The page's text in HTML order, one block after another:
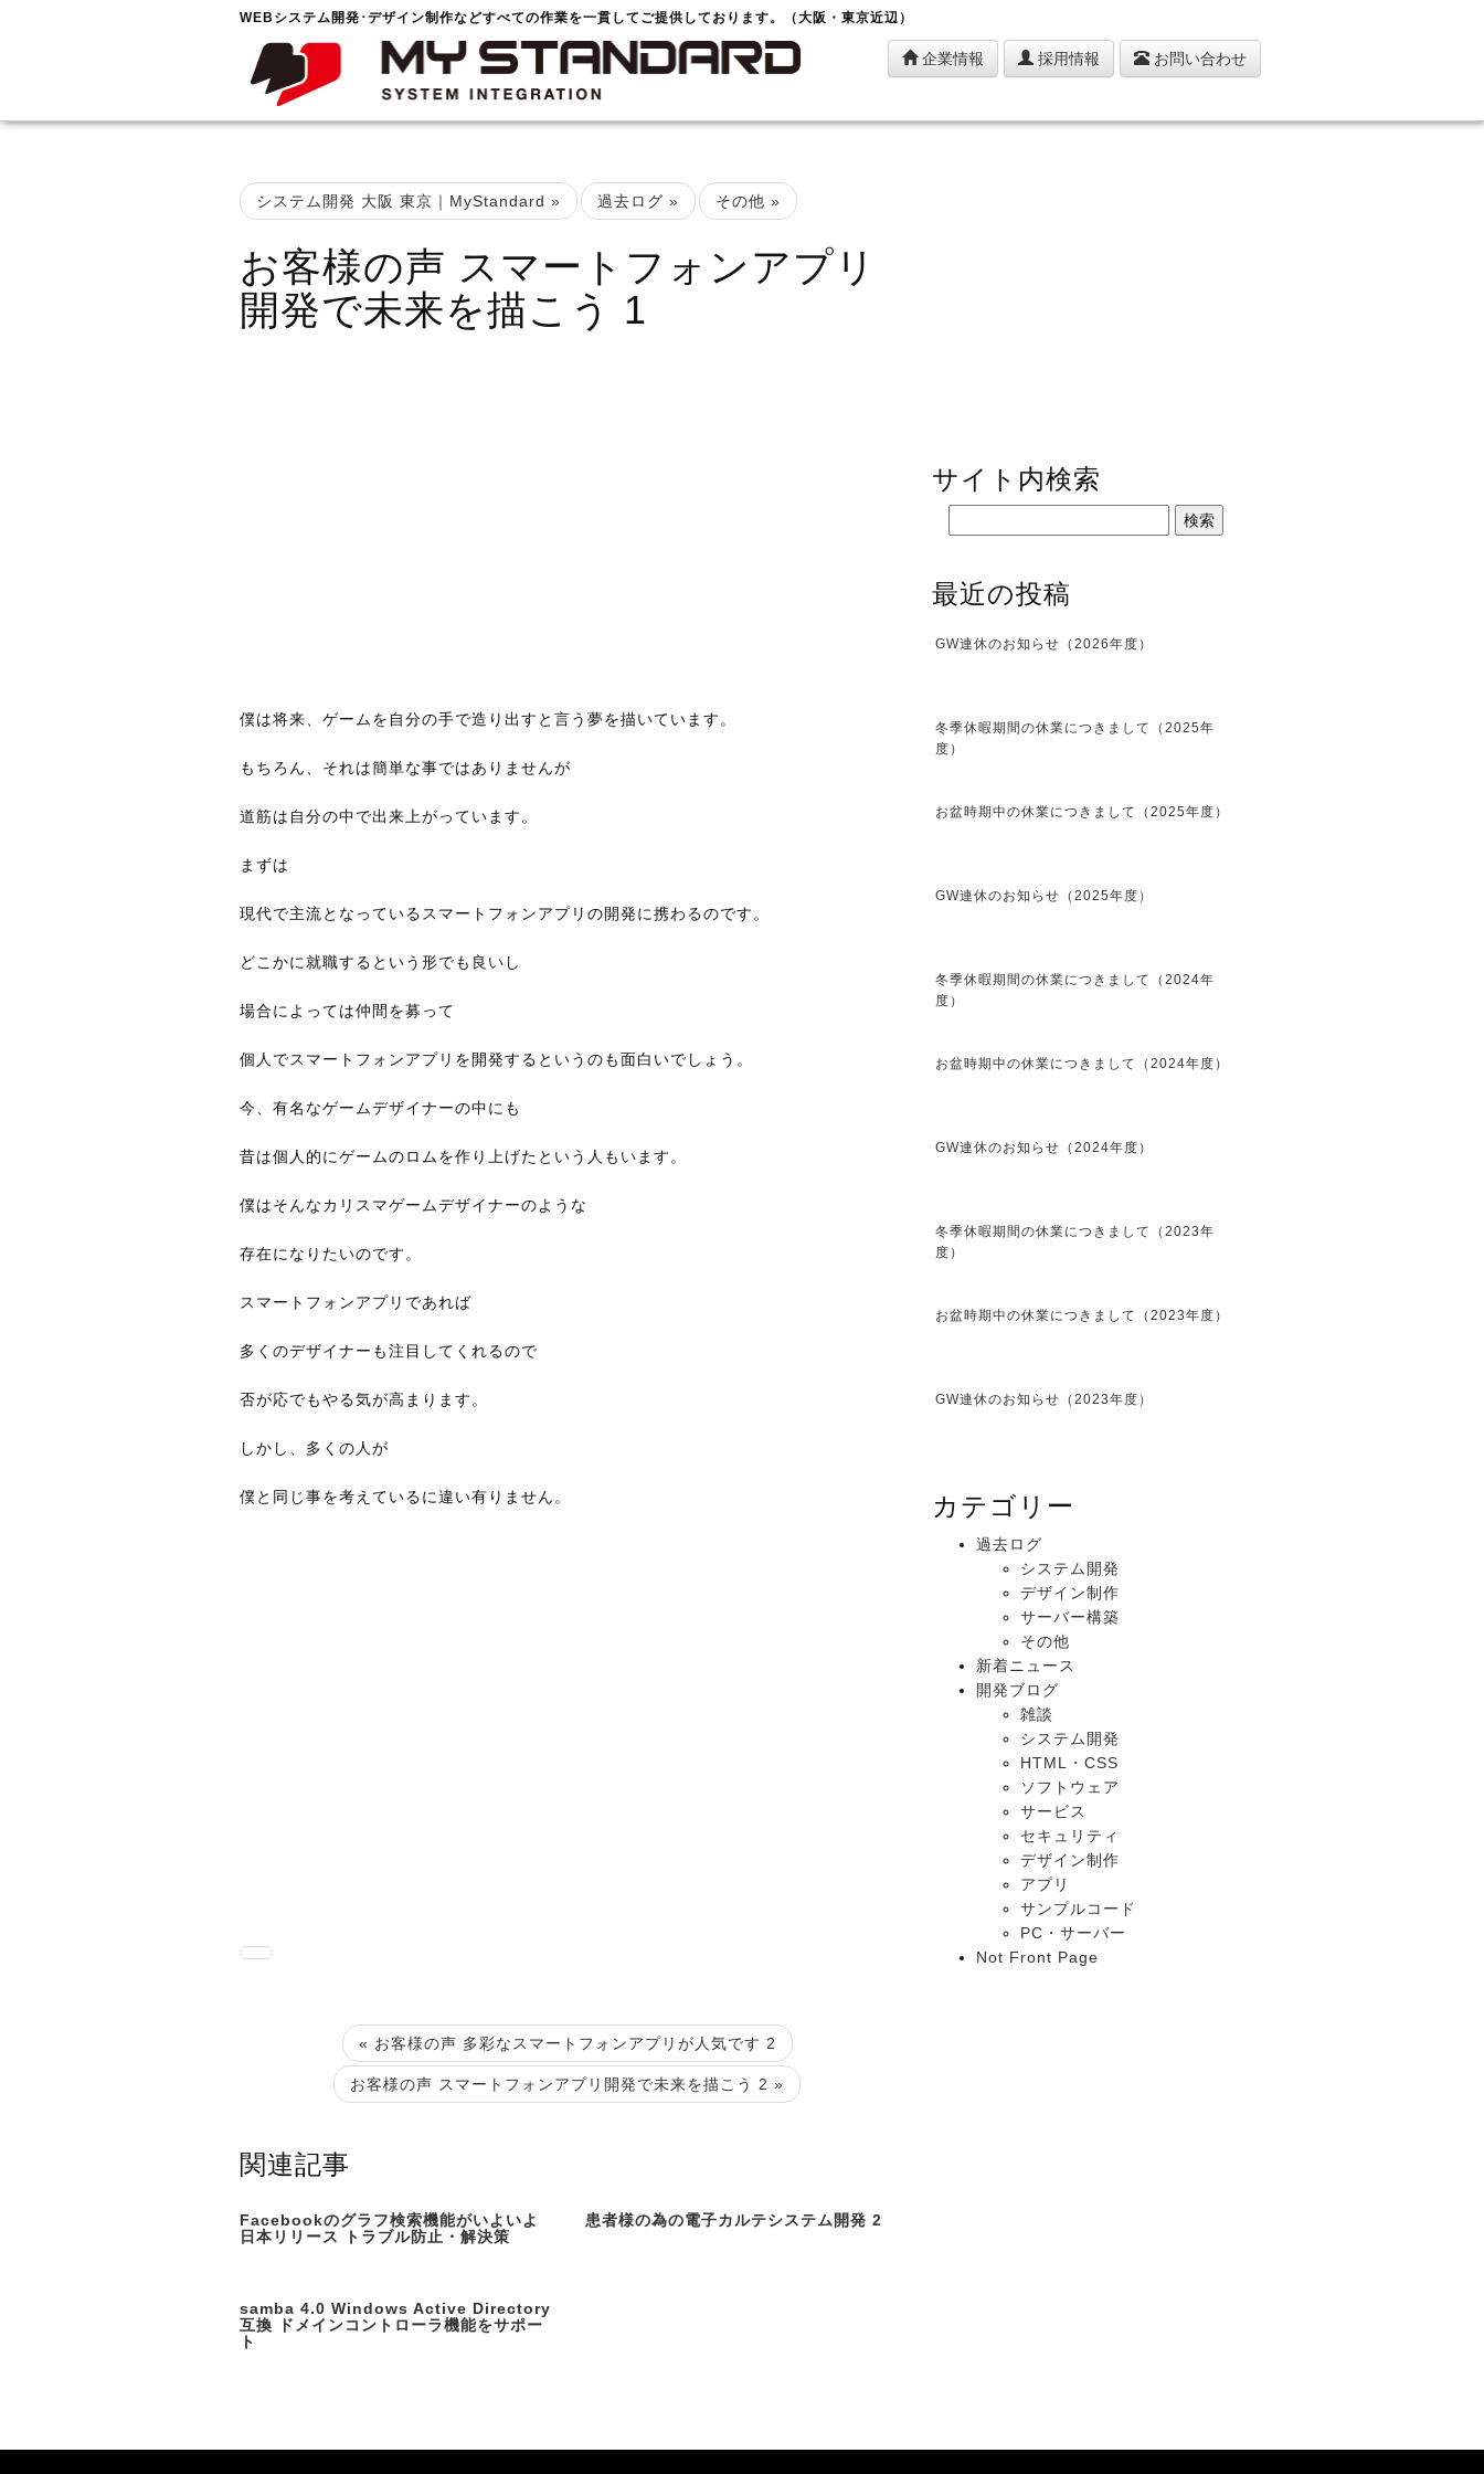
WEBシステム開発･デザイン制作などすべての作業を一貫してご提供しております。（大阪・東京近辺）
企業情報 採用情報 お問い合わせ
システム開発 大阪 東京｜MyStandard » 過去ログ » その他 »
お客様の声 スマートフォンアプリ
開発で未来を描こう 1
僕は将来、ゲームを自分の手で造り出すと言う夢を描いています。
もちろん、それは簡単な事ではありませんが
道筋は自分の中で出来上がっています。
まずは
現代で主流となっているスマートフォンアプリの開発に携わるのです。
どこかに就職するという形でも良いし
場合によっては仲間を募って
個人でスマートフォンアプリを開発するというのも面白いでしょう。
今、有名なゲームデザイナーの中にも
昔は個人的にゲームのロムを作り上げたという人もいます。
僕はそんなカリスマゲームデザイナーのような
存在になりたいのです。
スマートフォンアプリであれば
多くのデザイナーも注目してくれるので
否が応でもやる気が高まります。
しかし、多くの人が
僕と同じ事を考えているに違い有りません。
« お客様の声 多彩なスマートフォンアプリが人気です 2
お客様の声 スマートフォンアプリ開発で未来を描こう 2 »
関連記事
Facebookのグラフ検索機能がいよいよ
日本リリース トラブル防止・解決策
患者様の為の電子カルテシステム開発 2
samba 4.0 Windows Active Directory
互換 ドメインコントローラ機能をサポー
ト
サイト内検索
最近の投稿
GW連休のお知らせ（2026年度）
冬季休暇期間の休業につきまして（2025年
度）
お盆時期中の休業につきまして（2025年度）
GW連休のお知らせ（2025年度）
冬季休暇期間の休業につきまして（2024年
度）
お盆時期中の休業につきまして（2024年度）
GW連休のお知らせ（2024年度）
冬季休暇期間の休業につきまして（2023年
度）
お盆時期中の休業につきまして（2023年度）
GW連休のお知らせ（2023年度）
カテゴリー
過去ログ
システム開発
デザイン制作
サーバー構築
その他
新着ニュース
開発ブログ
雑談
システム開発
HTML・CSS
ソフトウェア
サービス
セキュリティ
デザイン制作
アプリ
サンプルコード
PC・サーバー
Not Front Page